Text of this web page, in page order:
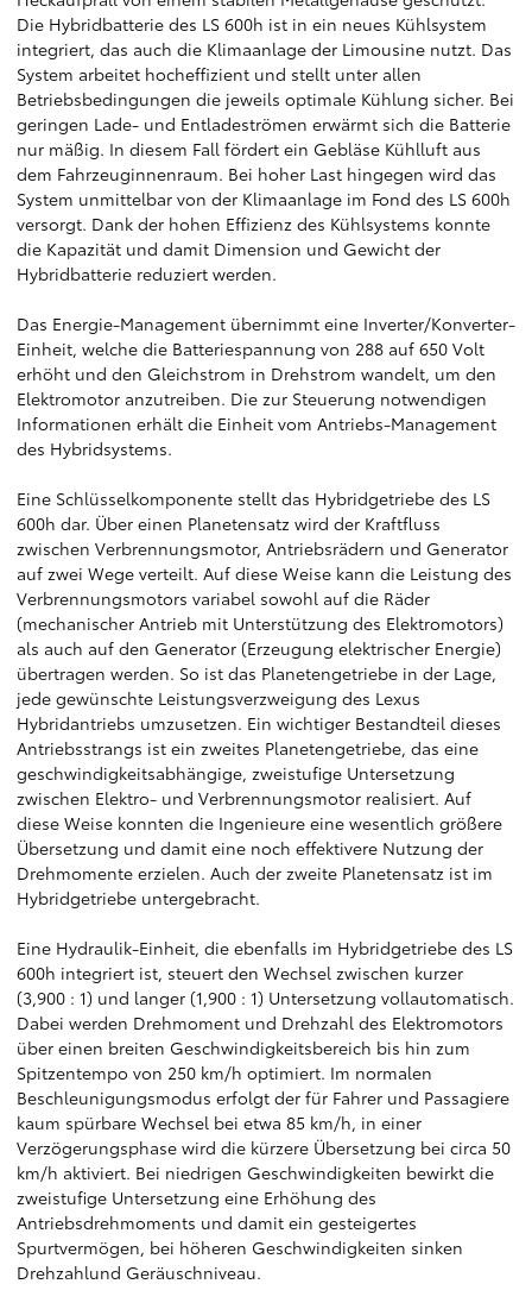
Die Hybridbatterie des LS 600h ist in ein neues Kühlsystem
integriert, das auch die Klimaanlage der Limousine nutzt. Das
System arbeitet hocheffizient und stellt unter allen
Betriebsbedingungen die jeweils optimale Kühlung sicher. Bei
geringen Lade- und Entladeströmen erwärmt sich die Batterie
nur mäßig. In diesem Fall fördert ein Gebläse Kühlluft aus
dem Fahrzeuginnenraum. Bei hoher Last hingegen wird das
System unmittelbar von der Klimaanlage im Fond des LS 600h
versorgt. Dank der hohen Effizienz des Kühlsystems konnte
die Kapazität und damit Dimension und Gewicht der
Hybridbatterie reduziert werden.
Das Energie-Management übernimmt eine Inverter/Konverter-
Einheit, welche die Batteriespannung von 288 auf 650 Volt
erhöht und den Gleichstrom in Drehstrom wandelt, um den
Elektromotor anzutreiben. Die zur Steuerung notwendigen
Informationen erhält die Einheit vom Antriebs-Management
des Hybridsystems.
Eine Schlüsselkomponente stellt das Hybridgetriebe des LS
600h dar. Über einen Planetensatz wird der Kraftfluss
zwischen Verbrennungsmotor, Antriebsrädern und Generator
auf zwei Wege verteilt. Auf diese Weise kann die Leistung des
Verbrennungsmotors variabel sowohl auf die Räder
(mechanischer Antrieb mit Unterstützung des Elektromotors)
als auch auf den Generator (Erzeugung elektrischer Energie)
übertragen werden. So ist das Planetengetriebe in der Lage,
jede gewünschte Leistungsverzweigung des Lexus
Hybridantriebs umzusetzen. Ein wichtiger Bestandteil dieses
Antriebsstrangs ist ein zweites Planetengetriebe, das eine
geschwindigkeitsabhängige, zweistufige Untersetzung
zwischen Elektro- und Verbrennungsmotor realisiert. Auf
diese Weise konnten die Ingenieure eine wesentlich größere
Übersetzung und damit eine noch effektivere Nutzung der
Drehmomente erzielen. Auch der zweite Planetensatz ist im
Hybridgetriebe untergebracht.
Eine Hydraulik-Einheit, die ebenfalls im Hybridgetriebe des LS
600h integriert ist, steuert den Wechsel zwischen kurzer
(3,900 : 1) und langer (1,900 : 1) Untersetzung vollautomatisch.
Dabei werden Drehmoment und Drehzahl des Elektromotors
über einen breiten Geschwindigkeitsbereich bis hin zum
Spitzentempo von 250 km/h optimiert. Im normalen
Beschleunigungsmodus erfolgt der für Fahrer und Passagiere
kaum spürbare Wechsel bei etwa 85 km/h, in einer
Verzögerungsphase wird die kürzere Übersetzung bei circa 50
km/h aktiviert. Bei niedrigen Geschwindigkeiten bewirkt die
zweistufige Untersetzung eine Erhöhung des
Antriebsdrehmoments und damit ein gesteigertes
Spurtvermögen, bei höheren Geschwindigkeiten sinken
Drehzahlund Geräuschniveau.